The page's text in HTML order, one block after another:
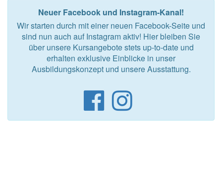
Neuer Facebook und Instagram-Kanal!
Wir starten durch mit einer neuen Facebook-Seite und
sind nun auch auf Instagram aktiv! Hier bleiben Sie
über unsere Kursangebote stets up-to-date und
erhalten exklusive Einblicke in unser
Ausbildungskonzept und unsere Ausstattung.